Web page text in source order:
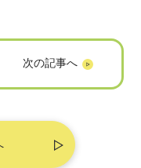
「おうちパートナ